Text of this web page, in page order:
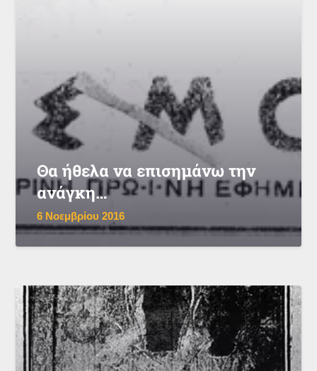
Θα ήθελα να επισημάνω την
ανάγκη…
6 Νοεμβρίου 2016